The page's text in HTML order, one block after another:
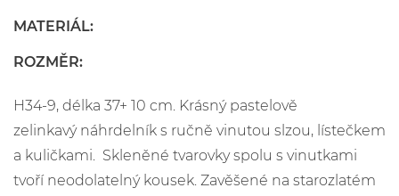
MATERIÁL:
ROZMĚR:
H34-9, délka 37+ 10 cm. Krásný pastelově
zelinkavý náhrdelník s ručně vinutou slzou, lístečkem
a kuličkami. Skleněné tvarovky spolu s vinutkami
tvoří neodolatelný kousek. Zavěšené na starozlatém